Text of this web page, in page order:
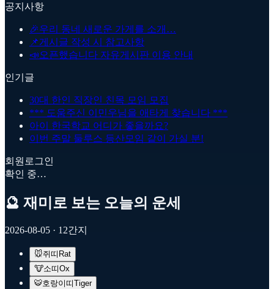
공지사항
🎉우리 동네 새로운 가게를 소개…
📌게시글 작성 시 참고사항
📣오픈했습니다 자유게시판 이용 안내
인기글
30대 한인 직장인 친목 모임 모집
*** 도움주신 이민우님을 애타게 찾습니다 ***
아이 한국학교 어디가 좋을까요?
이번 주말 둘루스 등산모임 같이 가실 분!
회원로그인
확인 중…
🔮 재미로 보는 오늘의 운세
2026-08-05 · 12간지
🐭쥐띠 Rat
🐮소띠Ox
🐯호랑이띠Tiger